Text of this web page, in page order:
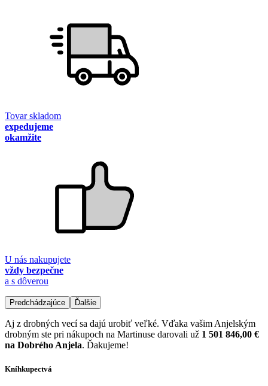
Tovar skladom
expedujeme
okamžite
U nás nakupujete
vždy bezpečne
a s dôverou
Predchádzajúce Ďalšie
Aj z drobných vecí sa dajú urobiť veľké. Vďaka vašim Anjelským
drobným ste pri nákupoch na Martinuse darovali už 1 501 846,00 €
na Dobrého Anjela. Ďakujeme!
Kníhkupectvá